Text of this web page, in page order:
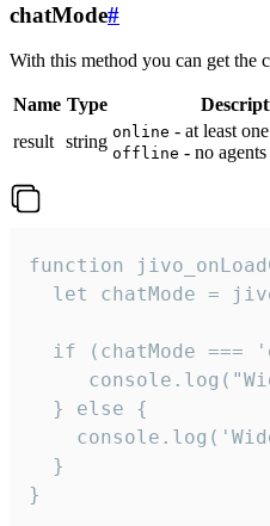
chatMode#
With this method you can get the
Name Type
result string online - at least
offline - no
function
let chatMode =
if (chatMode ===
  } else {
  }
}